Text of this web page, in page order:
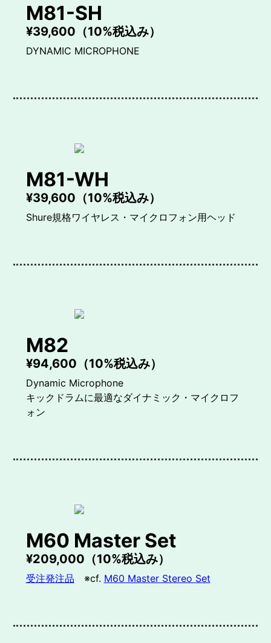
M81-SH
¥39,600（10%税込み）
DYNAMIC MICROPHONE
M81-WH
¥39,600（10%税込み）
Shure規格ワイヤレス・マイクロフォン用ヘッド
M82
¥94,600（10%税込み）
Dynamic Microphone
キックドラムに最適なダイナミック・マイクロフ
ォン
M60 Master Set
¥209,000（10%税込み）
受注発注品 ※cf. M60 Master Stereo Set